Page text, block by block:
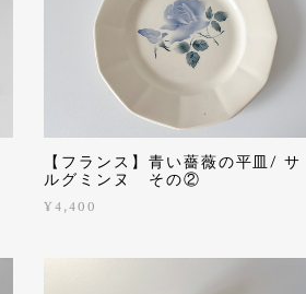
【フランス】青い薔薇の平皿/ サ
ルグミンヌ その②
¥4,400